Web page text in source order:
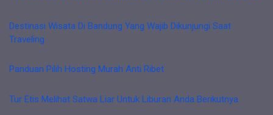
Destinasi Wisata Di Bandung Yang Wajib Dikunjungi Saat
Traveling
Panduan Pilih Hosting Murah Anti Ribet
Tur Etis Melihat Satwa Liar Untuk Liburan Anda Berikutnya